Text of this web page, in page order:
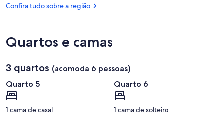
(NQT)
Confira tudo sobre a região
Quartos e camas
3 quartos (acomoda 6 pessoas)
Quarto 5
1 cama de casal
Quarto 6
1 cama de solteiro